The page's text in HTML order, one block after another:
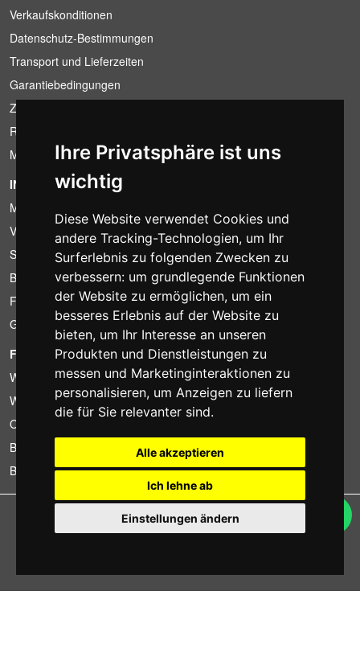
Ihre Privatsphäre ist uns
wichtig
Diese Website verwendet Cookies und
andere Tracking-Technologien, um Ihr
Surferlebnis zu folgenden Zwecken zu
verbessern: um grundlegende Funktionen
der Website zu ermöglichen, um ein
besseres Erlebnis auf der Website zu
bieten, um Ihr Interesse an unseren
Produkten und Dienstleistungen zu
messen und Marketinginteraktionen zu
personalisieren, um Anzeigen zu liefern
die für Sie relevanter sind.
Alle akzeptieren
Ich lehne ab
Einstellungen ändern
Verkaufskonditionen
Datenschutz-Bestimmungen
Transport und Lieferzeiten
Garantiebedingungen
Zahlungsbedingungen
Ruecktrittsrecht
MwSt-Bedingungen
INFORMATION
Mietbedingungen
Verkaufsangebote
Sparpakete
Billiger gefunden?
Finanzierung
Gebrauchtartikel
FOTOCOLOMBO.IT
Wer wir sind
Wo wir sind
Oeffnungszeiten
Bewertungen auf Trovaprezzi
Bewertungen auf Google
Copyright © Fotocolombo Srl - Viale Verdi 95 - 23807 Merate (LC) - P. Iva
03298370135 - SDI: M5UXCR1